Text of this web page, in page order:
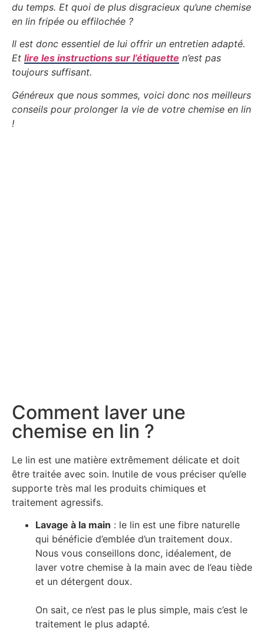
du temps. Et quoi de plus disgracieux qu’une chemise
en lin fripée ou effilochée ?
Il est donc essentiel de lui offrir un entretien adapté.
Et lire les instructions sur l’étiquette n’est pas
toujours suffisant.
Généreux que nous sommes, voici donc nos meilleurs
conseils pour prolonger la vie de votre chemise en lin
!
Comment laver une
chemise en lin ?
Le lin est une matière extrêmement délicate et doit
être traitée avec soin. Inutile de vous préciser qu’elle
supporte très mal les produits chimiques et
traitement agressifs.
Lavage à la main : le lin est une fibre naturelle
qui bénéficie d’emblée d’un traitement doux.
Nous vous conseillons donc, idéalement, de
laver votre chemise à la main avec de l’eau tiède
et un détergent doux.
On sait, ce n’est pas le plus simple, mais c’est le
traitement le plus adapté.